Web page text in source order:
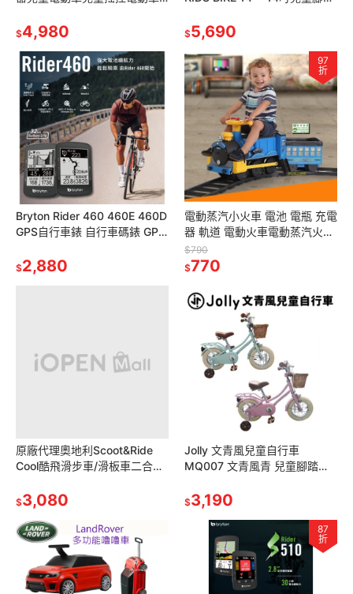
物小朋友生日禮物兒童超跑俱
樂部
$4,980
色
$5,690
Bryton Rider 460 460E 460D
GPS自行車錶 自行車碼錶 GPS
$2,880
97
折
電動蒸汽小火車 電池 電瓶 充電
器 軌道 電動火車電動蒸汽火車
ROLLPLAY Steam Train 電動
車 充電線
$790
$770
原廠代理奧地利Scoot&Ride
Cool酷飛滑步車/滑板車二合一
滑行車划步車push bi
$3,080
Jolly 文青風兒童自行車
MQ007 文青風青 兒童腳踏車
奶油綠 棉花粉
$3,190
87
折